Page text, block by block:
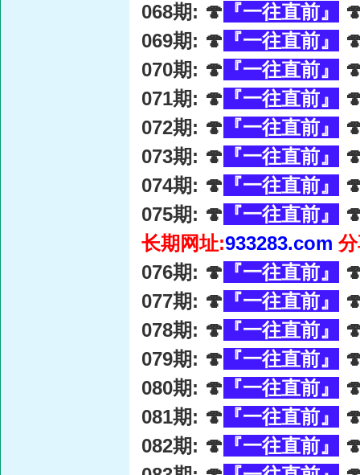
068期: 🍄 『一往直前』
069期: 🍄 『一往直前』
070期: 🍄 『一往直前』
071期: 🍄 『一往直前』
072期: 🍄 『一往直前』
073期: 🍄 『一往直前』
074期: 🍄 『一往直前』
075期: 🍄 『一往直前』
长期网址:933283.com
076期: 🍄 『一往直前』
077期: 🍄 『一往直前』
078期: 🍄 『一往直前』
079期: 🍄 『一往直前』
080期: 🍄 『一往直前』
081期: 🍄 『一往直前』
082期: 🍄 『一往直前』